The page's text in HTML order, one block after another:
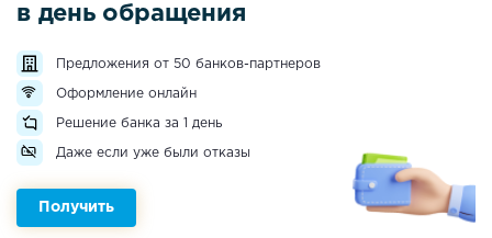
в день обращения
Предложения от 50 банков-партнеров
Оформление онлайн
Решение банка за 1 день
Даже если уже были отказы
Получить